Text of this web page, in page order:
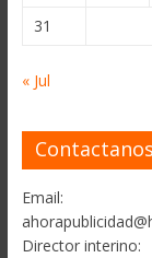
31
« Jul
Contactanos
Email:
Director interino: